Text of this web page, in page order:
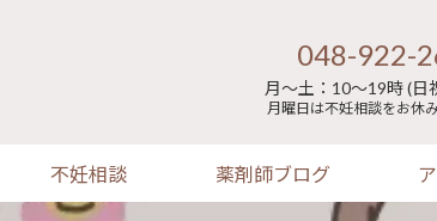
048-922-
月～土：10～19時 (日
月曜日は不妊相談をお休
不妊相談 薬剤師ブログ